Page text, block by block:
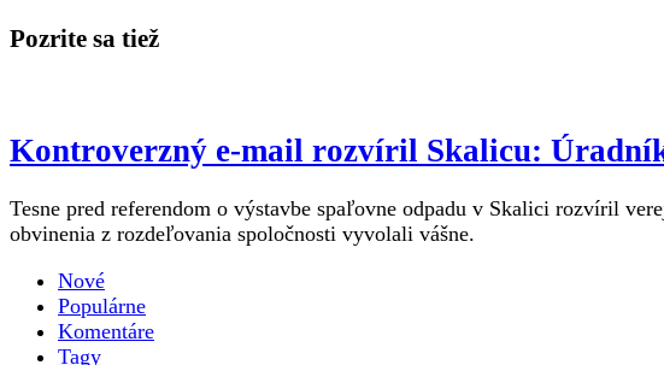
Pozrite sa tiež
Kontroverzný e-mail rozvíril Skalicu:
Tesne pred referendom o výstavbe spaľovne odpadu v Skalici rozvíril
obvinenia z rozdeľovania spoločnosti vyvolali vášne.
Nové
Populárne
Komentáre
Tagy